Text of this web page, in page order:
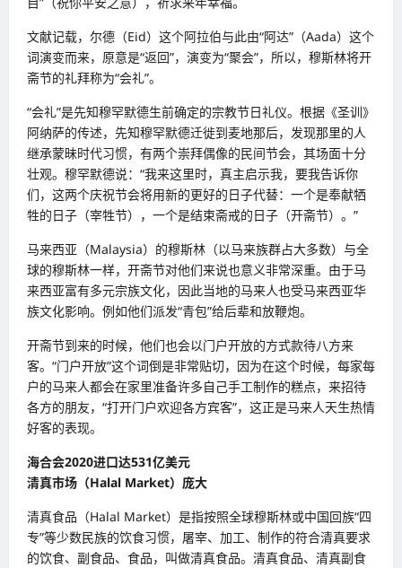
文献记载，尔德（Eid）这个阿拉伯与此由“阿达”（Aada）这个
词演变而来，原意是“返回”，演变为“聚会”，所以，穆斯林将开
斋节的礼拜称为“会礼”。
“会礼”是先知穆罕默德生前确定的宗教节日礼仪。根据《圣训》
阿纳萨的传述，先知穆罕默德迁徙到麦地那后，发现那里的人
继承蒙昧时代习惯，有两个崇拜偶像的民间节会，其场面十分
壮观。穆罕默德说：“我来这里时，真主启示我，要我告诉你
们，这两个庆祝节会将用新的更好的日子代替：一个是奉献牺
牲的日子（宰牲节），一个是结束斋戒的日子（开斋节）。”
马来西亚（Malaysia）的穆斯林（以马来族群占大多数）与全
球的穆斯林一样，开斋节对他们来说也意义非常深重。由于马
来西亚富有多元宗族文化，因此当地的马来人也受马来西亚华
族文化影响。例如他们派发“青包”给后辈和放鞭炮。
开斋节到来的时候，他们也会以门户开放的方式款待八方来
客。“门户开放”这个词倒是非常贴切，因为在这个时候，每家每
户的马来人都会在家里准备许多自己手工制作的糕点，来招待
各方的朋友，“打开门户欢迎各方宾客”，这正是马来人天生热情
好客的表现。
海合会2020进口达531亿美元
清真市场（Halal Market）庞大
清真食品（Halal Market）是指按照全球穆斯林或中国回族“四
专”等少数民族的饮食习惯，屠宰、加工、制作的符合清真要求
的饮食、副食品、食品，叫做清真食品。清真食品、清真副食